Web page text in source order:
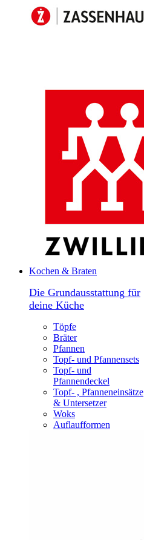
Kochen & Braten
Die Grundausstattung für
deine Küche
Töpfe
Bräter
Pfannen
Topf- und Pfannensets
Topf- und
Pfannendeckel
Topf- , Pfanneneinsätze
& Untersetzer
Woks
Auflaufformen